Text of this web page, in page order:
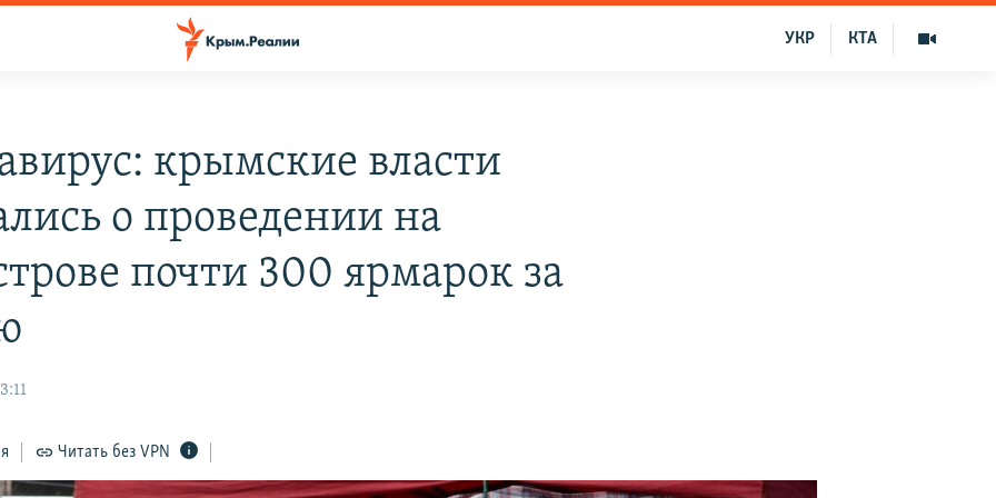
КТА
УКР
крымские власти
о проведении на
почти 300 ярмарок за
Читать без VPN